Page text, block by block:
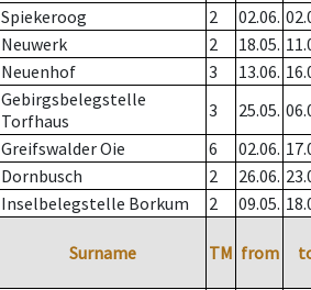
Spiekeroog 2 02.06.
Neuwerk 2 18.05.
Neuenhof 3 13.06.
Gebirgsbelegstelle
Torfhaus
3 25.05.
Greifswalder Oie 6 02.06.
Dornbusch 2 26.06.
Inselbelegstelle Borkum 2 09.05.
Surname TM from